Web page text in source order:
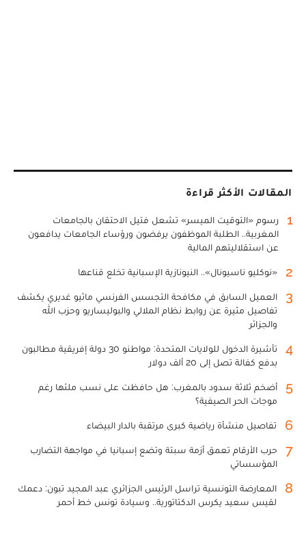
المقالات الأكثر قراءة
1
رسوم «التوقيت الميسر» تشعل فتيل الاحتقان بالجامعات
المغربية.. الطلبة الموظفون يرفضون ورؤساء الجامعات يدافعون
عن استقلاليتهم المالية
2 «نوكليو ناسيونال».. النيونازية الإسبانية تخلع قناعها
3
العميل السابق في مكافحة التجسس الفرنسي ماثيو غديري يكشف
تفاصيل مثيرة عن روابط نظام الملالي والبوليساريو وحزب الله
والجزائر
4
تأشيرة الدخول للولايات المتحدة: مواطنو 30 دولة إفريقية مطالبون
بدفع كفالة تصل إلى 20 ألف دولار
5
أضخم ثلاثة سدود بالمغرب: هل حافظت على نسب ملئها رغم
موجات الحر الصيفية؟
6 تفاصيل منشأة رياضية كبرى مرتقبة بالدار البيضاء
7
حرب الأرقام تعمق أزمة سبتة وتضع إسبانيا في مواجهة التضارب
المؤسساتي
8
المعارضة التونسية تراسل الرئيس الجزائري عبد المجيد تبون: دعمك
لقيس سعيد يكرس الدكتاتورية.. وسيادة تونس خط أحمر